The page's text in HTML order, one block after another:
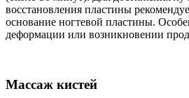
восстановления пластины
основание ногтевой пластины.
деформации или возникновении
Массаж кистей